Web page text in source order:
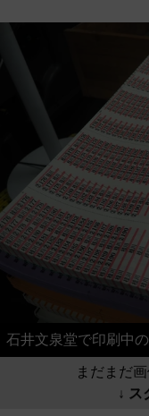
石井文泉堂で印刷中
まだまだ
↓ ス